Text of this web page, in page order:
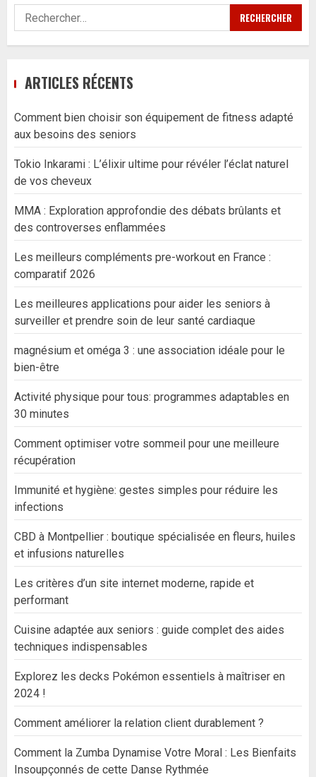
Rechercher :
ARTICLES RÉCENTS
Comment bien choisir son équipement de fitness adapté
aux besoins des seniors
Tokio Inkarami : L’élixir ultime pour révéler l’éclat naturel
de vos cheveux
MMA : Exploration approfondie des débats brûlants et
des controverses enflammées
Les meilleurs compléments pre-workout en France :
comparatif 2026
Les meilleures applications pour aider les seniors à
surveiller et prendre soin de leur santé cardiaque
magnésium et oméga 3 : une association idéale pour le
bien-être
Activité physique pour tous: programmes adaptables en
30 minutes
Comment optimiser votre sommeil pour une meilleure
récupération
Immunité et hygiène: gestes simples pour réduire les
infections
CBD à Montpellier : boutique spécialisée en fleurs, huiles
et infusions naturelles
Les critères d’un site internet moderne, rapide et
performant
Cuisine adaptée aux seniors : guide complet des aides
techniques indispensables
Explorez les decks Pokémon essentiels à maîtriser en
2024 !
Comment améliorer la relation client durablement ?
Comment la Zumba Dynamise Votre Moral : Les Bienfaits
Insoupçonnés de cette Danse Rythmée